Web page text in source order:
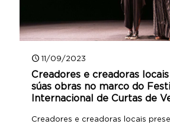
11/09/2023
Creadores e creadoras
súas obras no marco do
Internacional de Curtas de
Creadores e creadoras locais